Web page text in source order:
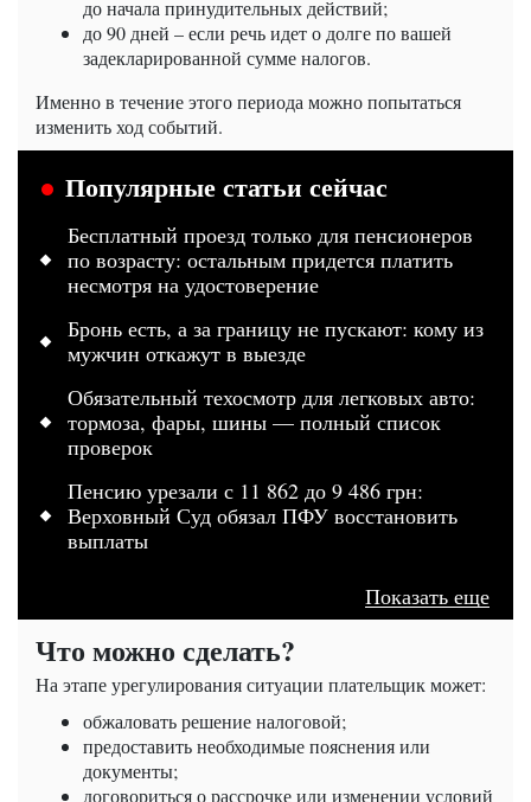
до начала принудительных действий;
до 90 дней – если речь идет о долге по вашей
задекларированной сумме налогов.
Именно в течение этого периода можно попытаться
изменить ход событий.
Популярные статьи сейчас
Бесплатный проезд только для пенсионеров
по возрасту: остальным придется платить
несмотря на удостоверение
Бронь есть, а за границу не пускают: кому из
мужчин откажут в выезде
Обязательный техосмотр для легковых авто:
тормоза, фары, шины — полный список
проверок
Пенсию урезали с 11 862 до 9 486 грн:
Верховный Суд обязал ПФУ восстановить
выплаты
Показать еще
Что можно сделать?
На этапе урегулирования ситуации плательщик может:
обжаловать решение налоговой;
предоставить необходимые пояснения или
документы;
договориться о рассрочке или изменении условий